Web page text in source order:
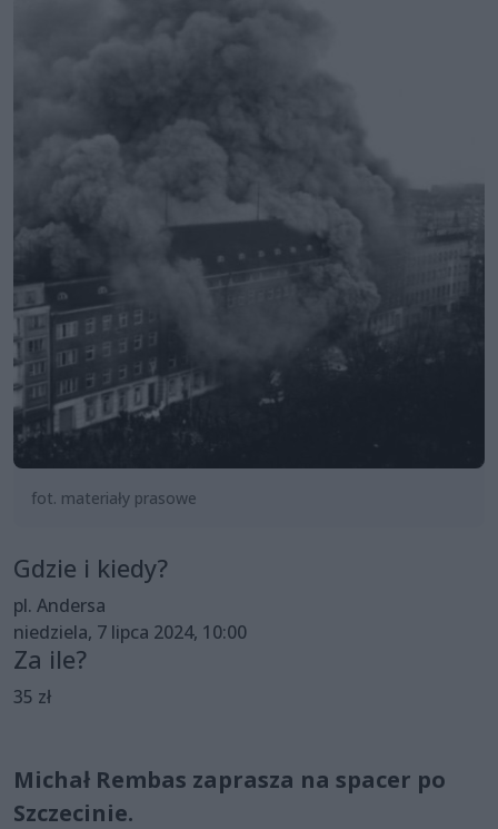
fot. materiały prasowe
Gdzie i kiedy?
pl. Andersa
niedziela, 7 lipca 2024, 10:00
Za ile?
35 zł
Michał Rembas zaprasza na spacer po
Szczecinie.